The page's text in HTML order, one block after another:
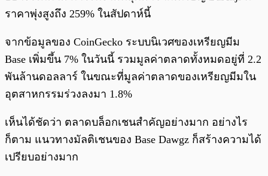
ราคาพุ่งสูงถึง 259% ในสัปดาห์นี้
จากข้อมูลของ CoinGecko ระบบนิเวศของเหรียญมีม
Base เพิ่มขึ้น 7% ในวันนี้ รวมมูลค่าตลาดทั้งหมดอยู่ที่ 2.2
พันล้านดอลลาร์ ในขณะที่มูลค่าตลาดของเหรียญมีมใน
อุตสาหกรรมร่วงลงมา 1.8%
เห็นได้ชัดว่า ตลาดบล็อกเชนสำคัญอย่างมาก อย่างไร
ก็ตาม แนวทางมัลติเชนของ Base Dawgz ก็สร้างความได้
เปรียบอย่างมาก